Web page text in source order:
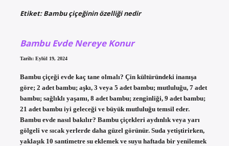
Etiket:Bambu çiçeğinin özelliği nedir
Bambu Evde Nereye Konur
Tarih: Eylül 19, 2024
Bambu çiçeği evde kaç tane olmalı? Çin kültüründeki inanışa
göre; 2 adet bambu; aşkı, 3 veya 5 adet bambu; mutluluğu, 7 adet
bambu; sağlıklı yaşamı, 8 adet bambu; zenginliği, 9 adet bambu;
21 adet bambu iyi geleceği ve büyük mutluluğu temsil eder.
Bambu evde nasıl bakılır? Bambu çiçekleri aydınlık veya yarı
gölgeli ve sıcak yerlerde daha güzel görünür. Suda yetiştirirken,
yaklaşık 10 santimetre su eklemek ve suyu haftada bir yenilemek